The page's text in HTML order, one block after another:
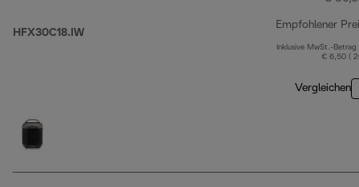
HFX30C18.IW
Empfohlener
Inklusive MwSt.-Betrag
€ 6,50 (
Vergleichen